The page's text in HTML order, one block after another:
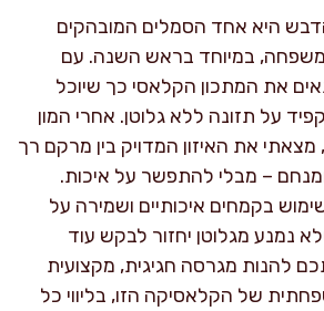
היא אחד הסמלים המובהקים
במיוחד בראש השנה. עם
את המתכון הקלאסי כך שיוכל
על תזונה ללא גלוטן. אחרי המון
מצאתי את האיזון המדויק בין מרקם רך
– מבלי להתפשר על איכות.
בקמחים איכותיים ושמירה על
נמנע מגלוטן יחזור לבקש עוד
להנות מגרסה חגיגית, מקצועית
של הקלאסיקה הזו, בליווי כל